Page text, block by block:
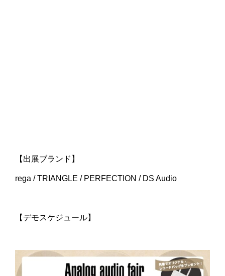
【出展ブランド】
rega / TRIANGLE / PERFECTION / DS Audio
【デモスケジュール】